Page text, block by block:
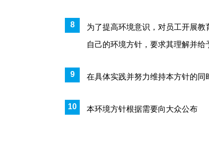
为了提高环境意识，对员工开展
自己的环境方针，要求其理解并给
在具体实践并努力维持本方针的同
本环境方针根据需要向大众公布